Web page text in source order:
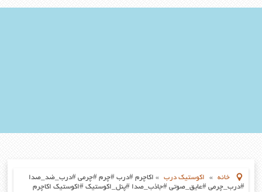
خانه » اکوستیک درب » اکاچرم #درب #چرم #چرمی #درب_ضد_صدا
#درب_چرمی #عایق_صوتی #جاذب_صدا #پنل_اکوستیک #اکوستیک اکاچرم